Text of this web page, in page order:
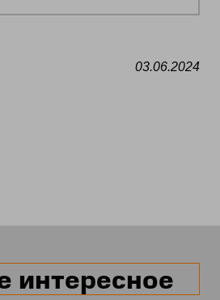
03.06.2024
интересное